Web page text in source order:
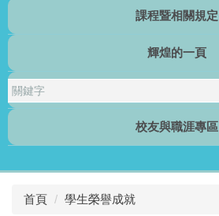
課程暨相關規定
輝煌的一頁
校友與職涯專區
首頁 學生榮譽成就